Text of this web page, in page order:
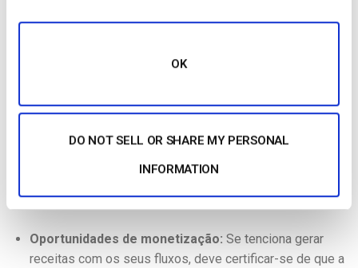
OK
DO NOT SELL OR SHARE MY PERSONAL
INFORMATION
Recomendamos que compare váriassoluções de
gratuitas antes de decidir sobre o plano correto. A Dacast, por
funcionalidades para lhe dar a oportunidade de testar o nosso
transmissão
quando se comparamserviços de transmissão em direto
Oportunidades de monetização: Se tenciona gerar
receitas com os seus fluxos, deve certificar-se de que a